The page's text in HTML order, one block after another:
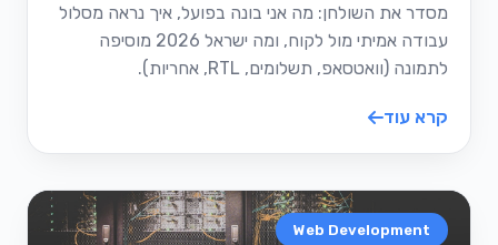
מסדר את השולחן: מה אני בונה בפועל, איך נראה מסלול
עבודה אמיתי מול לקוח, ומה ישראל 2026 מוסיפה
לתמונה (וואטסאפ, תשלומים, RTL, אחריות).
קרא עוד
Web Development